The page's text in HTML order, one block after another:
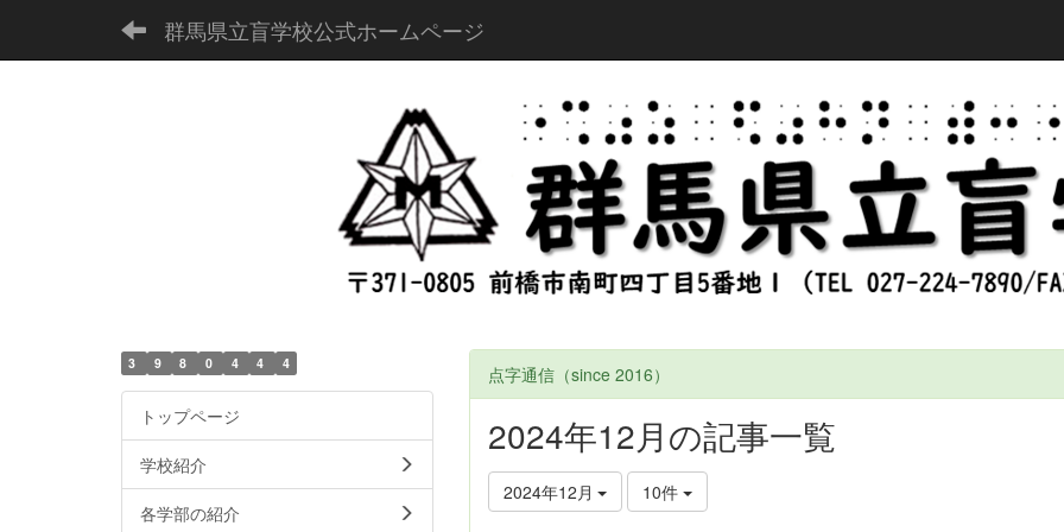
群馬県立盲学校公式ホームページ
点字通信（since 2016）
2024年12月の記事一覧
2024年12月 10件
3 9 8 0 4 4 4
トップページ
学校紹介
各学部の紹介